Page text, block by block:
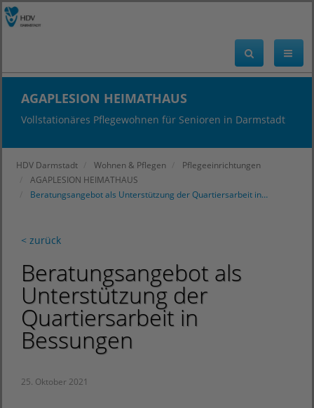
AGAPLESION HEIMATHAUS
Vollstationäres Pflegewohnen für Senioren in Darmstadt
HDV Darmstadt Wohnen & Pflegen
Pflegeeinrichtungen
AGAPLESION HEIMATHAUS
Beratungsangebot als Unterstützung der Quartiersarbeit in…
< zurück
Beratungsangebot als
Unterstützung der
Quartiersarbeit in
Bessungen
25. Oktober 2021